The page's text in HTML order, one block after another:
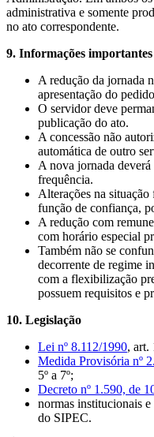
administrativa e somente
no ato correspondente.
9. Informações importantes
A redução da jornada
apresentação do
O servidor deve
publicação do ato.
A concessão não
automática de outro
A nova jornada deverá
frequência.
Alterações na
função de confiança,
A redução com
com horário especial
Também não se
decorrente de regime
com a flexibilização
possuem requisitos e
10. Legislação
Lei nº 8.112/1990, art.
Medida Provisória nº
5º a 7º;
Decreto nº 1.590, de
normas institucionais
do SIPEC.